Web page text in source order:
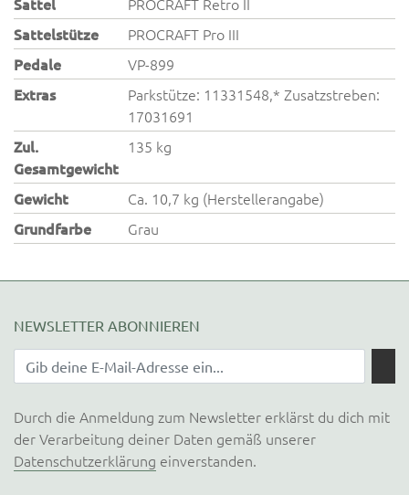
Sattelstütze
PROCRAFT Pro III
Pedale
VP-899
Extras
Parkstütze: 11331548,* Zusatzstreben:
17031691
Zul.
Gesamtgewicht
135 kg
Gewicht
Ca. 10,7 kg (Herstellerangabe)
Grundfarbe
Grau
NEWSLETTER ABONNIEREN
Durch die Anmeldung zum Newsletter erklärst du dich mit
der Verarbeitung deiner Daten gemäß unserer
Datenschutzerklärung einverstanden.